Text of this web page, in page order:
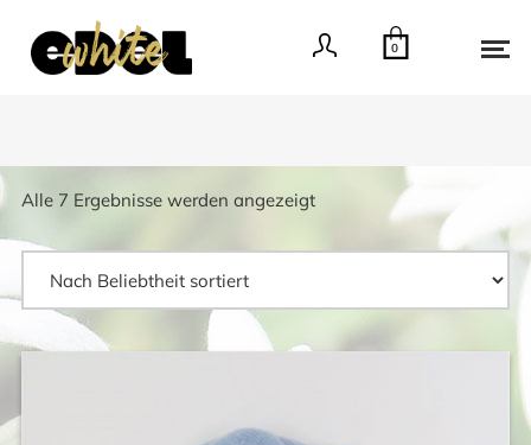
0
Alle 7 Ergebnisse werden angezeigtNach